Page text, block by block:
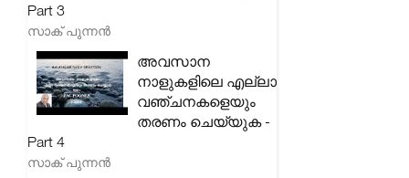
Part 3
സാക് പുന്നൻ
അവസാന
നാളുകളിലെ എല്ലാ
വഞ്ചനകളെയും
തരണം ചെയ്യുക -
Part 4
സാക് പുന്നൻ